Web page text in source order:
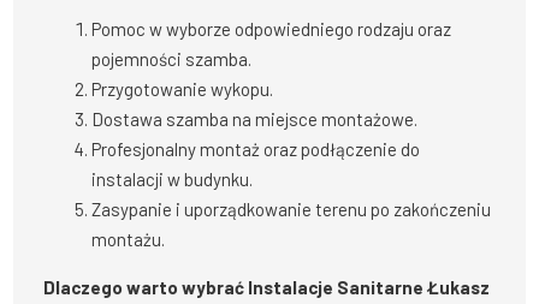
Pomoc w wyborze odpowiedniego rodzaju oraz
pojemności szamba.
Przygotowanie wykopu.
Dostawa szamba na miejsce montażowe.
Profesjonalny montaż oraz podłączenie do
instalacji w budynku.
Zasypanie i uporządkowanie terenu po zakończeniu
montażu.
Dlaczego warto wybrać Instalacje Sanitarne Łukasz